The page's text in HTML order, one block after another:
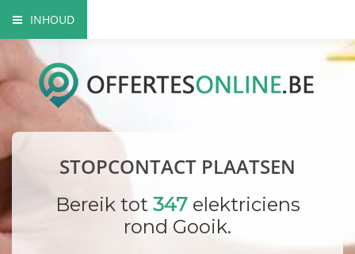
INHOUD
Het nut van extra contactdozen
Waarom beroep doen op een vakman?
Elektriciteitskeuring nodig?
Waar plaats ik mijn stopcontacten?
Hoe vervang ik een contactdoos?
STOPCONTACT PLAATSEN
Bereik tot 347elektriciens
rond Gooik.